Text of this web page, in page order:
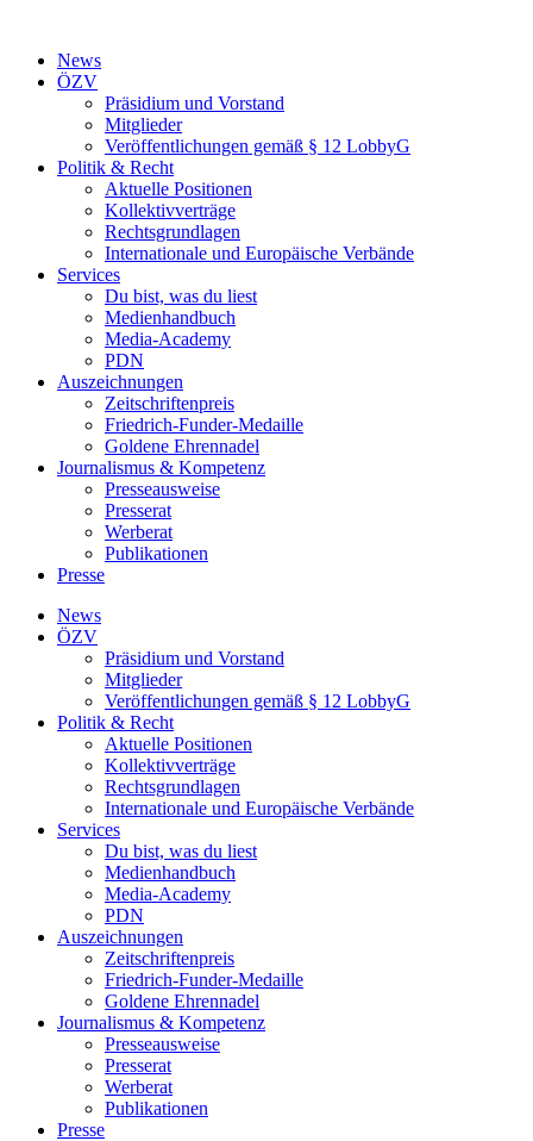
wechselnNews
ÖZV
Präsidium und Vorstand
Mitglieder
Veröffentlichungen gemäß § 12 LobbyG
Politik & Recht
Aktuelle Positionen
Kollektivverträge
Rechtsgrundlagen
Internationale und Europäische Verbände
Services
Du bist, was du liest
Medienhandbuch
Media-Academy
PDN
Auszeichnungen
Zeitschriftenpreis
Friedrich-Funder-Medaille
Goldene Ehrennadel
Journalismus & Kompetenz
Presseausweise
Presserat
Werberat
Publikationen
Presse
News
ÖZV
Präsidium und Vorstand
Mitglieder
Veröffentlichungen gemäß § 12 LobbyG
Politik & Recht
Aktuelle Positionen
Kollektivverträge
Rechtsgrundlagen
Internationale und Europäische Verbände
Services
Du bist, was du liest
Medienhandbuch
Media-Academy
PDN
Auszeichnungen
Zeitschriftenpreis
Friedrich-Funder-Medaille
Goldene Ehrennadel
Journalismus & Kompetenz
Presseausweise
Presserat
Werberat
Publikationen
Presse